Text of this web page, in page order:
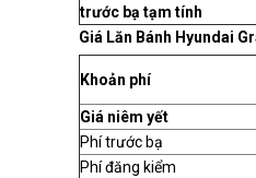
trước bạ tạm tính
Giá Lăn Bánh Hyundai
Khoản phí
Giá niêm yết
Phí trước bạ
Phí đăng kiểm